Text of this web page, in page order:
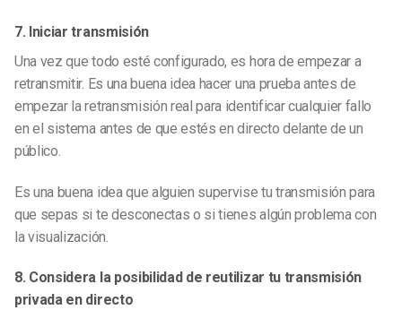
7. Iniciar transmisión
Una vez que todo esté configurado, es hora de empezar a
retransmitir. Es una buena idea hacer una prueba antes de
empezar la retransmisión real para identificar cualquier fallo
en el sistema antes de que estés en directo delante de un
público.
Es una buena idea que alguien supervise tu transmisión para
que sepas si te desconectas o si tienes algún problema con
la visualización.
8. Considera la posibilidad de reutilizar tu transmisión
privada en directo